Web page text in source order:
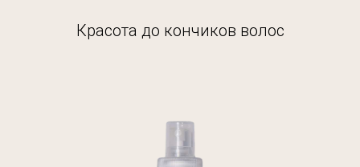
Красота до кончиков волос